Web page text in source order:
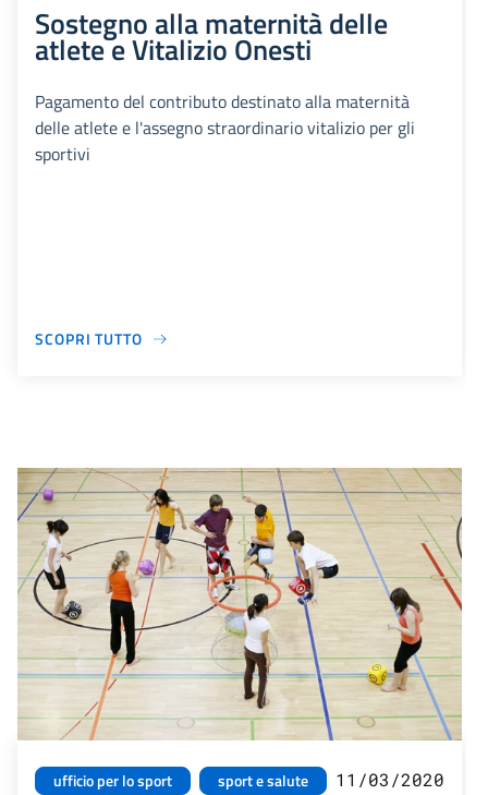
Sostegno alla maternità delle
atlete e Vitalizio Onesti
Pagamento del contributo destinato alla maternità
delle atlete e l'assegno straordinario vitalizio per gli
sportivi
SCOPRI TUTTO
ufficio per lo sport
sport e salute
11/03/2020